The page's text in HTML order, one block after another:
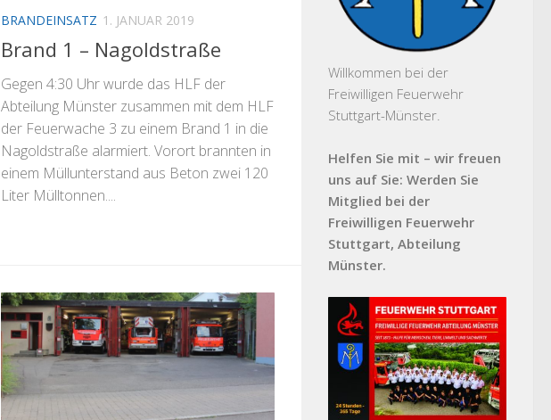
BRANDEINSATZ 1. JANUAR 2019
Brand 1 – Nagoldstraße
Gegen 4:30 Uhr wurde das HLF der
Abteilung Münster zusammen mit dem HLF
der Feuerwache 3 zu einem Brand 1 in die
Nagoldstraße alarmiert. Vorort brannten in
einem Müllunterstand aus Beton zwei 120
Liter Mülltonnen....
Willkommen bei der
Freiwilligen Feuerwehr
Stuttgart-Münster.
Helfen Sie mit – wir freuen
uns auf Sie: Werden Sie
Mitglied bei der
Freiwilligen Feuerwehr
Stuttgart, Abteilung
Münster.